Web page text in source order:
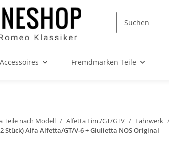
Fremdmarken Teile
Teile nach Modell Alfetta Lim./GT/GTV Fahrwerk
Stück) Alfa Alfetta/GT/V-6 + Giulietta NOS Original